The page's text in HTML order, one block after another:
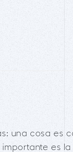
una cosa es
es